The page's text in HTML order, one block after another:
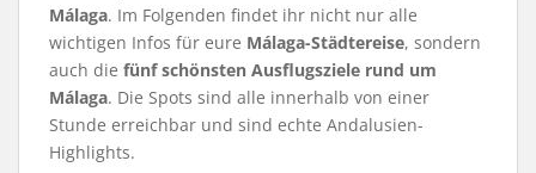
Málaga. Im Folgenden findet ihr nicht nur alle
wichtigen Infos für eure Málaga-Städtereise, sondern
auch die fünf schönsten Ausflugsziele rund um
Málaga. Die Spots sind alle innerhalb von einer
Stunde erreichbar und sind echte Andalusien-
Highlights.